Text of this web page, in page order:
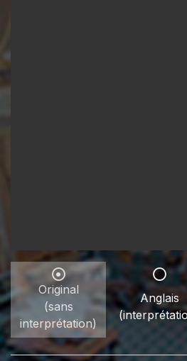
Original
(sans
interprétation)
Anglais